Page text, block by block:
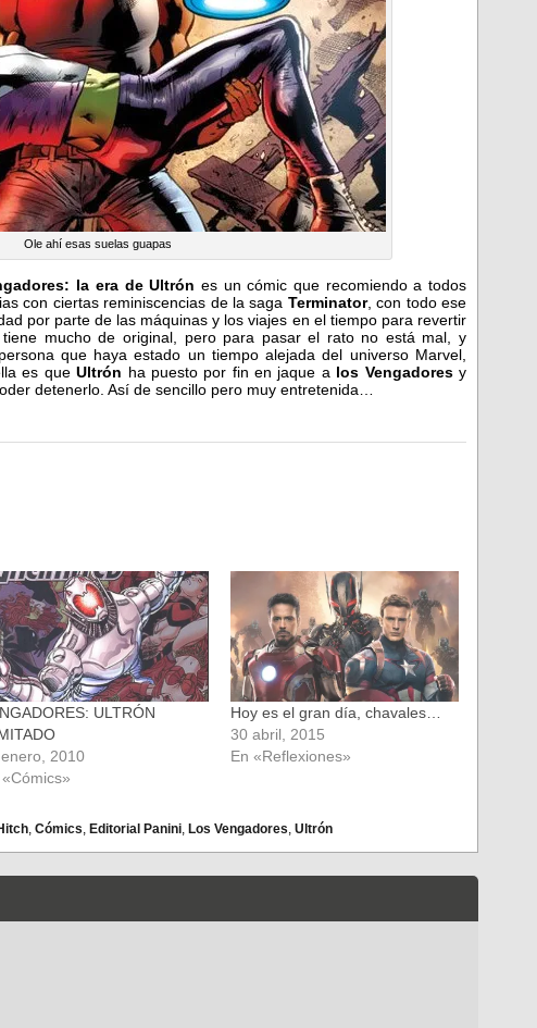
Ole ahí esas suelas guapas
la era de Ultrón es un cómic que recomiendo a todos
con ciertas reminiscencias de la saga Terminator, con todo ese
por parte de las máquinas y los viajes en el tiempo para revertir
mucho de original, pero para pasar el rato no está mal, y
que haya estado un tiempo alejada del universo Marvel,
es queUltrón ha puesto por fin en jaque a los Vengadoresy
detenerlo. Así de sencillo pero muy entretenida…
ULTRÓN
2010
Hoy es el gran día, chavales…
30 abril, 2015
En «Reflexiones»
, Cómics, Editorial Panini, Los Vengadores, Ultrón